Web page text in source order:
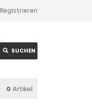
Registrieren
SUCHEN
0 Artikel